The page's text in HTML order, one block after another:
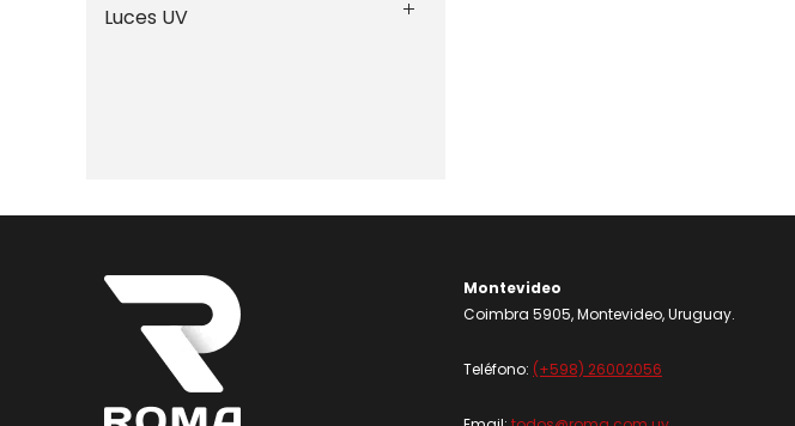
Luces UV
Montevideo
Coimbra 5905, Montevideo, Uruguay.
Teléfono: (+598) 26002056